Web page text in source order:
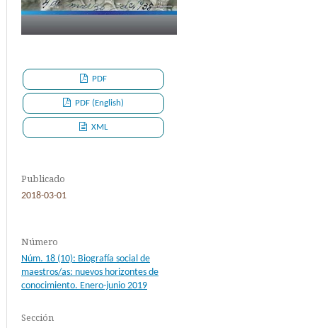
PDF
PDF (English)
XML
Publicado
2018-03-01
Número
Núm. 18 (10): Biografía social de
maestros/as: nuevos horizontes de
conocimiento. Enero-junio 2019
Sección